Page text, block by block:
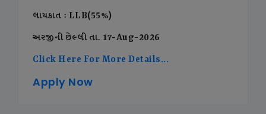
લાયકાત : LLB(55%)
અરજીની છેલ્લી તા. 17-Aug-2026
Click Here For More Details...
Apply Now